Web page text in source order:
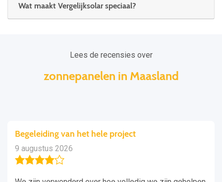
Wat maakt Vergelijksolar speciaal?
Lees de recensies over
zonnepanelen in Maasland
Begeleiding van het hele project
9 augustus 2026